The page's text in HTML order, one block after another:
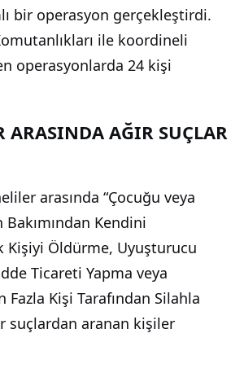
bir operasyon gerçekleştirdi.
ile koordineli
operasyonlarda 24 kişi
ARASINDA AĞIR SUÇLAR
arasında “Çocuğu veya
Bakımından Kendini
Kişiyi Öldürme, Uyuşturucu
Ticareti Yapma veya
Fazla Kişi Tarafından Silahla
suçlardan aranan kişiler